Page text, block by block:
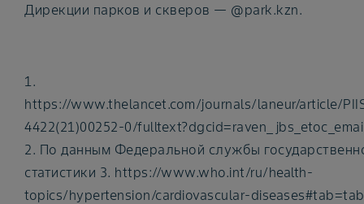
Дирекции парков и скверов — @park.kzn.
1.
https://www.thelancet.com/journals/laneur/article/
4422(21)00252-0/
2. По данным Федеральной службы
статистики 3. https://www.who.int/ru/health-
topics/hypertension/cardiovascular-